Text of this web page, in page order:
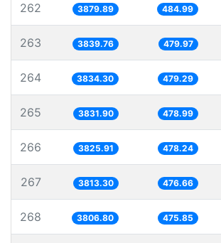
262 3879.89 484.99
263 3839.76 479.97
264 3834.30 479.29
265 3831.90 478.99
266 3825.91 478.24
267 3813.30 476.66
268 3806.80 475.85